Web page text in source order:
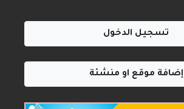
تسجيل الدخول
إضافة موقع او منشئة